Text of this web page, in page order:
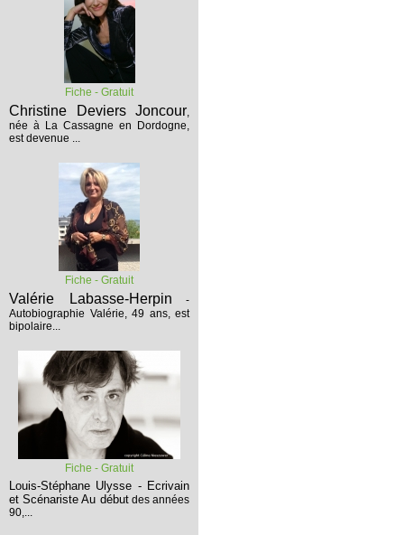
Fiche - Gratuit
Christine Deviers Joncour,
née à La Cassagne en Dordogne,
est devenue ...
Fiche - Gratuit
Valérie Labasse-Herpin -
Autobiographie Valérie, 49 ans, est
bipolaire...
Fiche - Gratuit
Louis-Stéphane Ulysse - Ecrivain
et Scénariste Au débutdes années
90,...